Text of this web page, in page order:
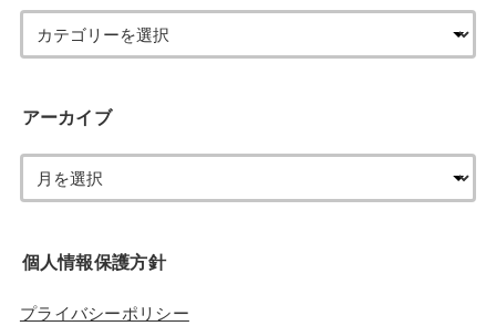
アーカイブ
個人情報保護方針
プライバシーポリシー